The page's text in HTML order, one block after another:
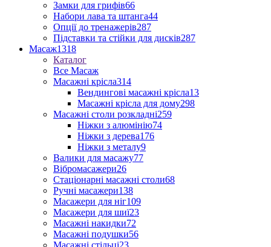
Замки для грифів66
Набори лава та штанга44
Опції до тренажерів287
Підставки та стійки для дисків287
Масаж1318
Каталог
Все Масаж
Масажні крісла314
Вендингові масажні крісла13
Масажні крісла для дому298
Масажні столи розкладні259
Ніжки з алюмінію74
Ніжки з дерева176
Ніжки з металу9
Валики для масажу77
Вібромасажери26
Стаціонарні масажні столи68
Ручні масажери138
Масажери для ніг109
Масажери для шиї23
Масажні накидки72
Масажні подушки56
Масажні стільці23